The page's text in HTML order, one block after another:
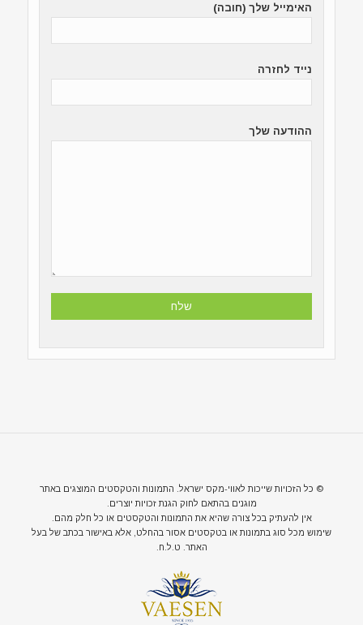
האימייל שלך (חובה)
נייד לחזרה
ההודעה שלך
© כל הזכויות שייכות לאווי-מקס ישראל. התמונות והטקסטים המוצגים באתר
מוגנים בהתאם לחוק הגנת זכויות יוצרים.
אין להעתיק בכל צורה שהיא את התמונות והטקסטים או כל חלק מהם.
שימוש מכל סוג בתמונות או בטקסטים אסור בהחלט, אלא באישור בכתב של בעל
האתר. ט.ל.ח.